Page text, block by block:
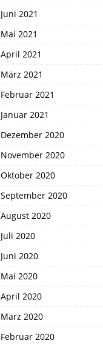
Juni 2021
Mai 2021
April 2021
März 2021
Februar 2021
Januar 2021
Dezember 2020
November 2020
Oktober 2020
September 2020
August 2020
Juli 2020
Juni 2020
Mai 2020
April 2020
März 2020
Februar 2020